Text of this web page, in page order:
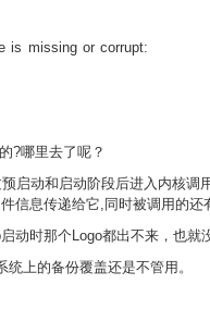
is missing or corrupt:
?哪里去了呢？
启动和启动阶段后进入内核
信息传递给它,同时被调用的还
动时那个Logo都出不来，也就
上的备份覆盖还是不管用。